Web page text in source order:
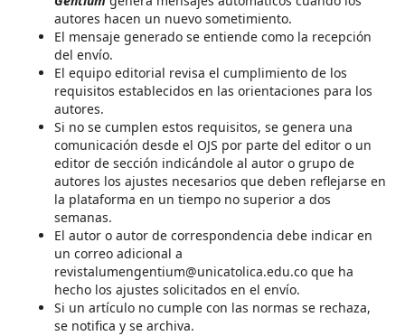
autores hacen un nuevo sometimiento.
El mensaje generado se entiende como la recepción
del envío.
El equipo editorial revisa el cumplimiento de los
requisitos establecidos en las orientaciones para los
autores.
Si no se cumplen estos requisitos, se genera una
comunicación desde el OJS por parte del editor o un
editor de sección indicándole al autor o grupo de
autores los ajustes necesarios que deben reflejarse en
la plataforma en un tiempo no superior a dos
semanas.
El autor o autor de correspondencia debe indicar en
un correo adicional a
revistalumengentium@unicatolica.edu.co que ha
hecho los ajustes solicitados en el envío.
Si un artículo no cumple con las normas se rechaza,
se notifica y se archiva.